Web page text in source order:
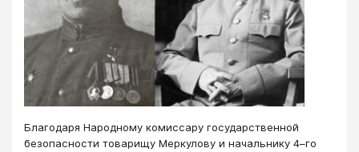
​Благодаря Народному комиссару государственной
безопасности товарищу Меркулову и начальнику 4–го